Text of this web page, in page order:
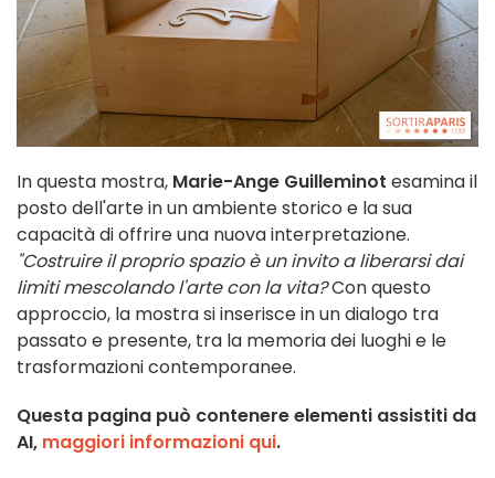
In questa mostra, Marie-Ange Guilleminot esamina il
posto dell'arte in un ambiente storico e la sua
capacità di offrire una nuova interpretazione.
"Costruire il proprio spazio è un invito a liberarsi dai
limiti mescolando l'arte con la vita?Con questo
approccio, la mostra si inserisce in un dialogo tra
passato e presente, tra la memoria dei luoghi e le
trasformazioni contemporanee.
Questa pagina può contenere elementi assistiti da
AI, maggiori informazioni qui.